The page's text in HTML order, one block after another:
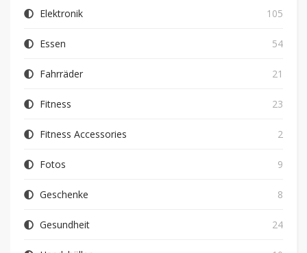
Elektronik 105
Essen 54
Fahrräder 21
Fitness 23
Fitness Accessories 2
Fotos 9
Geschenke 8
Gesundheit 24